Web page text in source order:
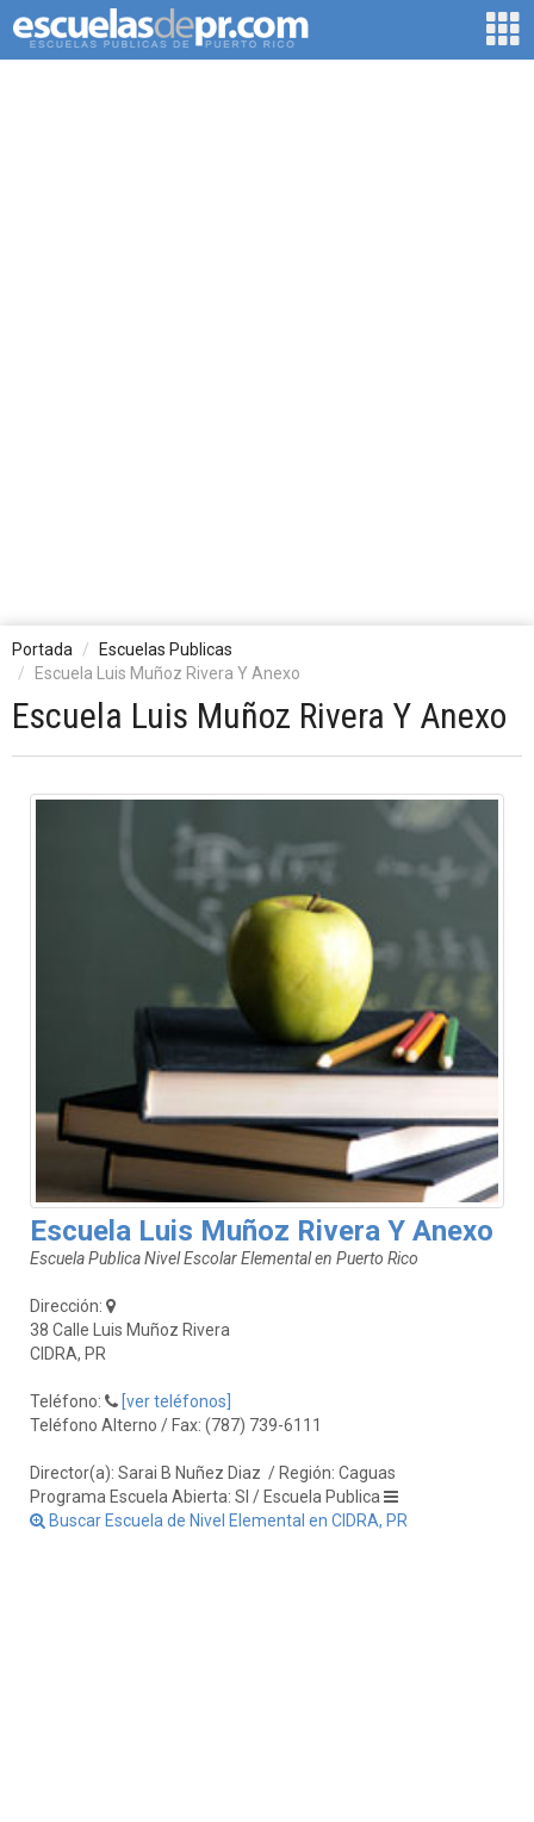
Portada
Escuelas Publicas
Escuela Luis Muñoz Rivera Y Anexo
Escuela Luis Muñoz Rivera Y Anexo
Escuela Luis Muñoz Rivera Y Anexo
Escuela Publica Nivel Escolar Elemental en Puerto Rico
Dirección:
38 Calle Luis Muñoz Rivera
CIDRA, PR
Teléfono:
[ver teléfonos]
Teléfono Alterno / Fax: (787) 739-6111
Director(a): Sarai B Nuñez Diaz / Región: Caguas
Programa Escuela Abierta: SI / Escuela Publica
Buscar Escuela de Nivel Elemental en CIDRA, PR